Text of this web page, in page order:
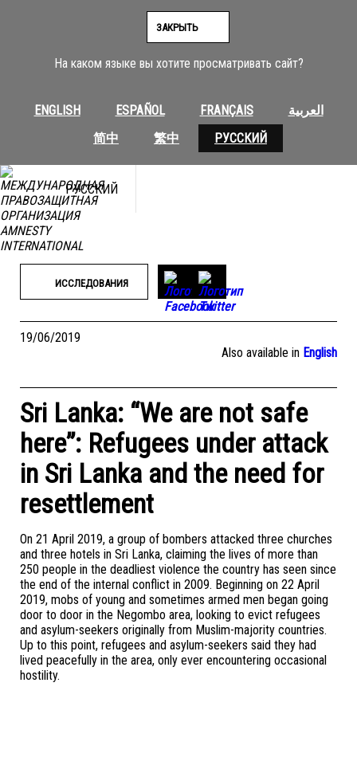
На каком языке вы хотите просматривать сайт?
ENGLISH ESPAÑOL FRANÇAIS
العربية
简中
繁中 РУССКИЙ
ЗАКРЫТЬ
РУССКИЙ
ИССЛЕДОВАНИЯ
19/06/2019
Also available in English
Sri Lanka: “We are not safe
here”: Refugees under attack
in Sri Lanka and the need for
resettlement
On 21 April 2019, a group of bombers attacked three churches
and three hotels in Sri Lanka, claiming the lives of more than
250 people in the deadliest violence the country has seen since
the end of the internal conflict in 2009. Beginning on 22 April
2019, mobs of young and sometimes armed men began going
door to door in the Negombo area, looking to evict refugees
and asylum-seekers originally from Muslim-majority countries.
Up to this point, refugees and asylum-seekers said they had
lived peacefully in the area, only ever encountering occasional
hostility.